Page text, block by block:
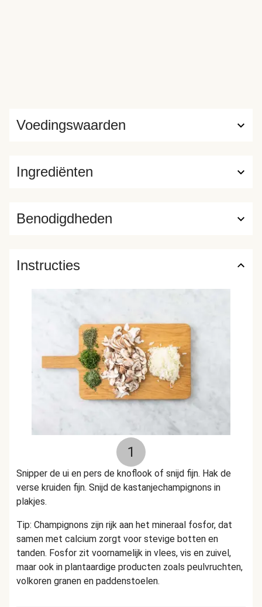
Ingrediënten
Voedingswaarden
Benodigdheden
Instructies
1
Snipper de ui en pers de knoflook of snijd fijn. Hak de
verse kruiden fijn. Snijd de kastanjechampignons in
plakjes.
Tip: Champignons zijn rijk aan het mineraal fosfor, dat
samen met calcium zorgt voor stevige botten en
tanden. Fosfor zit voornamelijk in vlees, vis en zuivel,
maar ook in plantaardige producten zoals peulvruchten,
volkoren granen en paddenstoelen.